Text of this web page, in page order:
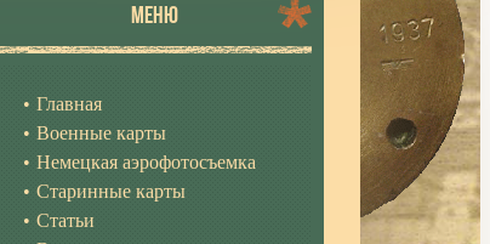
МЕНЮ
Главная
Военные карты
Немецкая аэрофотосъемка
Старинные карты
Статьи